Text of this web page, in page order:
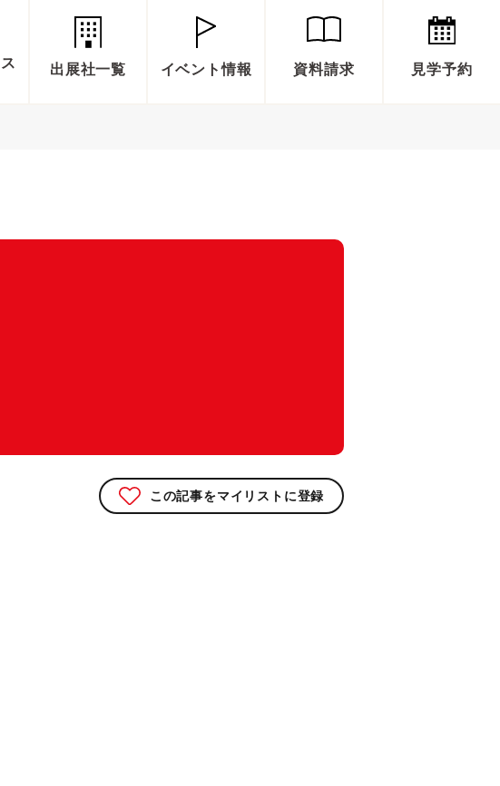
出展社一覧 イベント情報 資料請求 見学予約
この記事をマイリストに登録